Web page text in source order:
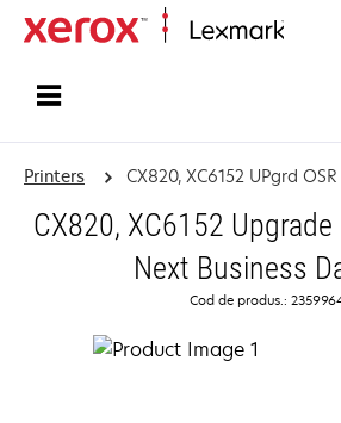
Printers CX820, XC6152 UPgrd
CX820, XC6152
Next Business
Cod de produs.: